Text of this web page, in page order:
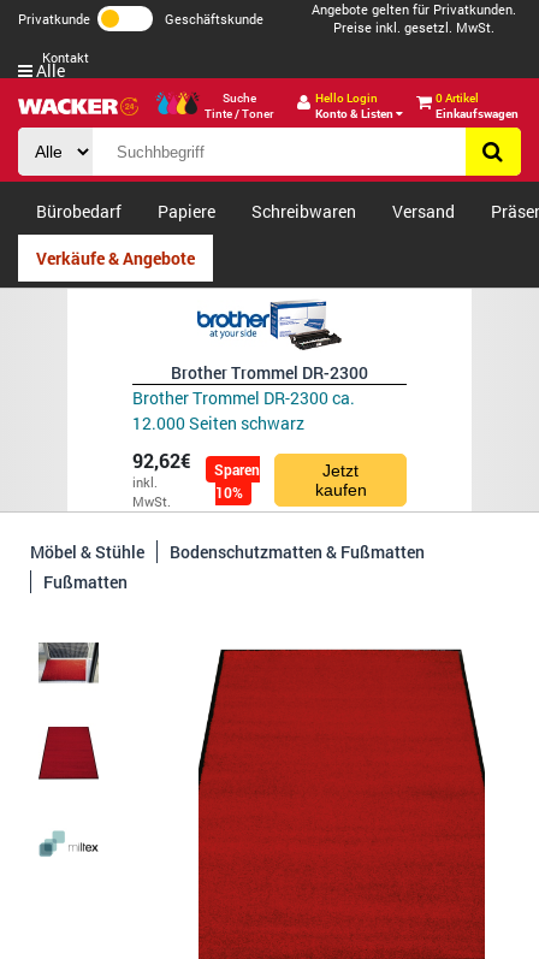
Privatkunde Geschäftskunde
Angebote gelten für Privatkunden.
Preise inkl. gesetzl. MwSt.
Kontakt
Suche
Tinte / Toner
Hello Login
Konto & Listen
0 Artikel
Einkaufswagen
Alle
Bürobedarf Papiere Schreibwaren Versand
Verkäufe & Angebote
Brother Trommel DR-2300
Brother Trommel DR-2300 ca.
12.000 Seiten schwarz
92,62€
inkl.
MwSt.
Sparen
10%
Jetzt
kaufen
Möbel & Stühle
Bodenschutzmatten & Fußmatten
Fußmatten